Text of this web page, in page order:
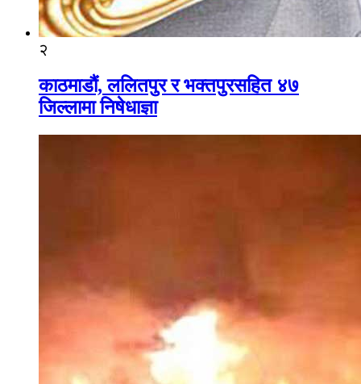
२
काठमाडौं, ललितपुर र भक्तपुरसहित ४७
जिल्लामा निषेधाज्ञा